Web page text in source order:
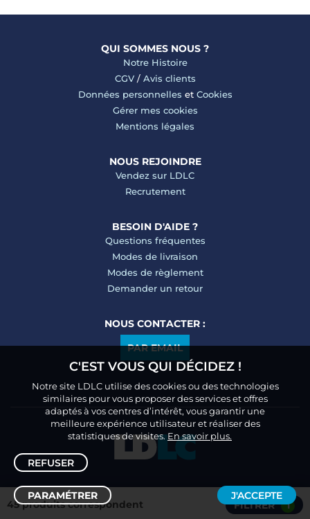
Trier /Filtrer
45 produits correspondent FILTRER 1
QUI SOMMES NOUS ?
Notre Histoire
CGV/ Avis clients
Données personnelles et Cookies
Gérer mes cookies
Mentions légales
NOUS REJOINDRE
Vendez sur LDLC
Recrutement
BESOIN D'AIDE ?
Questions fréquentes
Modes de livraison
Modes de règlement
Demander un retour
NOUS CONTACTER :
PAR EMAIL
C'EST VOUS QUI DÉCIDEZ !
Notre site LDLC utilise des cookies ou des technologies
similaires pour vous proposer des services et offres
adaptés à vos centres d’intérêt, vous garantir une
meilleure expérience utilisateur et réaliser des
statistiques de visites.En savoir plus.
REFUSER
PARAMÉTRER J'ACCEPTE